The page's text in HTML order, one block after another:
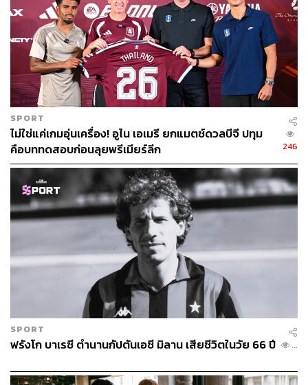
ในช่วงเวลานั้น เรอัล มาดริด เหมือนกับแชมป์โลกที่เพิ่งเสีย
เข็มขัดและกำลังมึนเมากับหมัดชุดที่คู่ชกออกรัวเข้าใส่ตั้งแต่
การตกรอบฟุตบอลโกปาเดลเรย์ และความพ่ายแพ้ใน
เอลกลา
ซิโกให้กับบาร์เซโลนา คู่อริตลอดกาลอย่างน่าอับอายไปถึง 4-
0 และหล่นไปอยู่ในอันดับที่ 3 ในลาลีกา สเปน
แต่ภายในช่วงเวลาไม่ถึง 10 วัน ความเปลี่ยนแปลงครั้งใหญ่ก็
มาถึง เมื่อวันที่ 4 มกราคม 2016 เรอัล มาดริด ก็ตัดสินใจปลด
ทีมและอดีตทีมชาติฝรั่งเศสผู้ที่ไม่มีใครคาดเดาได้ว่าจะนำพา
SPORT
ไม่ใช่แค่เกมอุ่นเครื่อง! อูไน เอเมรี ยกแมตช์ดวลบีจี ปทุม
คือบททดสอบก่อนลุยพรีเมียร์ลีก
246
SPORT
ฟรังโก บาเรซี ตำนานกัปตันเอซี มิลาน เสียชีวิตในวัย 66 ปี ...